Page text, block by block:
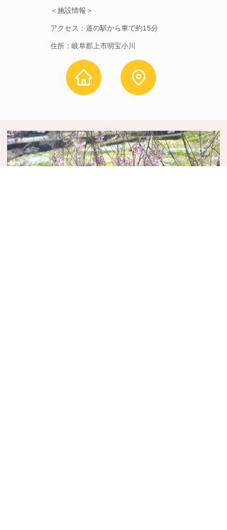
＜施設情報＞
アクセス：道の駅から車で約15分
住所：岐阜郡上市明宝小川